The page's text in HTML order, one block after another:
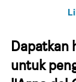
Dapatkan
untuk